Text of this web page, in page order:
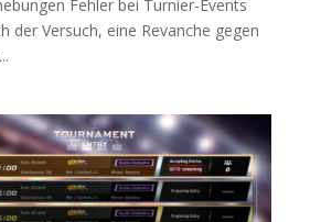
Fehler bei Turnier-Events
der Versuch, eine Revanche gegen